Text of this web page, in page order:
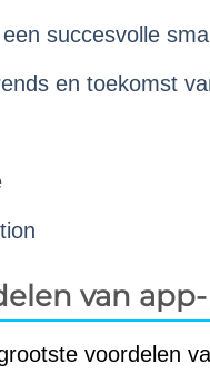
succesvolle
en toekomst
van
voordelen